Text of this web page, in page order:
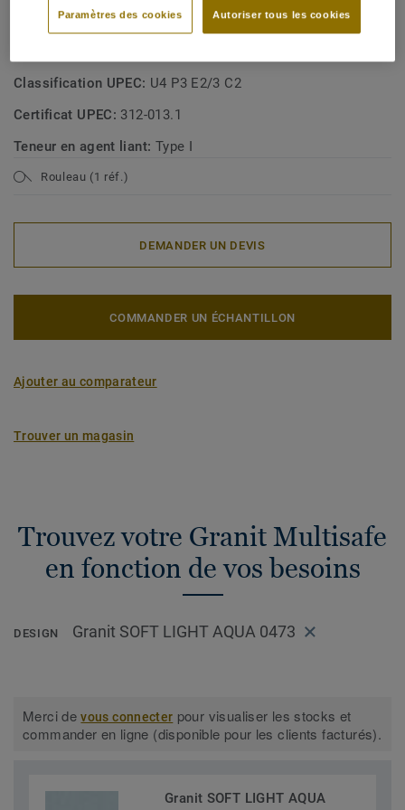
homogènes en poly(chlorure de vinyle)
Classification UPEC: U4 P3 E2/3 C2
Certificat UPEC: 312-013.1
Teneur en agent liant: Type I
Rouleau (1 réf.)
DEMANDER UN DEVIS
COMMANDER UN ÉCHANTILLON
Ajouter au comparateur
Trouver un magasin
Trouvez votre Granit Multisafe
en fonction de vos besoins
DESIGN Granit SOFT LIGHT AQUA 0473
Merci devous connecter pour visualiser les stocks et
commander en ligne (disponible pour les clients facturés).
Granit SOFT LIGHT AQUA
Autoriser tous les cookies
Paramètres des cookies